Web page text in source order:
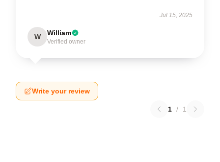
Jul 15, 2025
W William
Verified owner
Write your review
1 / 1